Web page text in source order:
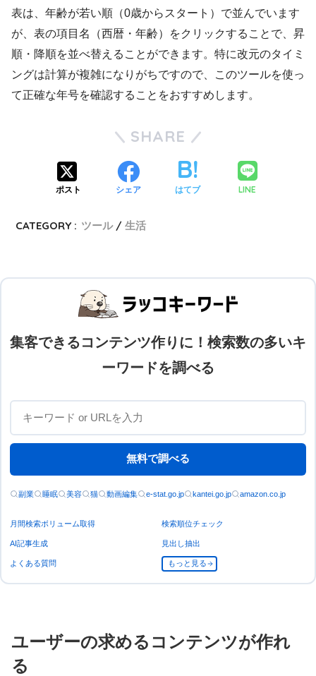
表は、年齢が若い順（0歳からスタート）で並んでいます
が、表の項目名（西暦・年齢）をクリックすることで、昇
順・降順を並べ替えることができます。特に改元のタイミ
ングは計算が複雑になりがちですので、このツールを使っ
て正確な年号を確認することをおすすめします。
SHARE
ポスト シェア はてブ LINE
CATEGORY : ツール 生活
集客できるコンテンツ作りに！検索数の多いキ
ーワードを調べる
無料で調べる
副業 睡眠 美容 猫 動画編集 e-stat.go.jp kantei.go.jp amazon.co.jp
月間検索ボリューム取得 検索順位チェック
AI記事生成 見出し抽出
よくある質問 もっと見る
ユーザーの求めるコンテンツが作れ
る